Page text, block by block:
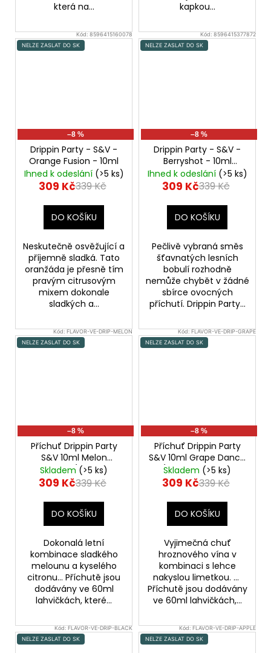
která na...
kapkou...
Kód: 8596415160078
NELZE ZASLAT DO SK
–8 %
Drippin Party - S&V -
Orange Fusion - 10ml
Ihned k odeslání (>5 ks)
309 Kč339 Kč
DO KOŠÍKU
Neskutečně osvěžující a
příjemně sladká. Tato
oranžáda je přesně tím
pravým citrusovým
mixem dokonale
sladkých a...
Kód: 8596415377872
NELZE ZASLAT DO SK
–8 %
Drippin Party - S&V -
Berryshot - 10ml
Chladivé kyselé maliny
a sladké borůvky
Ihned k odeslání (>5 ks)
309 Kč339 Kč
DO KOŠÍKU
Pečlivě vybraná směs
šťavnatých lesních
bobulí rozhodně
nemůže chybět v žádné
sbírce ovocných
příchutí. Drippin Party...
Kód:FLAVOR-VE-DRIP-MELON
NELZE ZASLAT DO SK
–8 %
Příchuť Drippin Party
S&V 10ml Melon
Frostbite (Chladivý
vodní meloun a
Skladem (>5 ks)
309 Kč339 Kč
DO KOŠÍKU
Dokonalá letní
kombinace sladkého
melounu a kyselého
citronu... Příchutě jsou
dodávány ve 60ml
lahvičkách, které...
Kód:FLAVOR-VE-DRIP-GRAPE
NELZE ZASLAT DO SK
–8 %
Příchuť Drippin Party
S&V 10ml Grape Dance
(Hroznové víno a
limetka)
Skladem (>5 ks)
309 Kč339 Kč
DO KOŠÍKU
Vyjimečná chuť
hroznového vína v
kombinaci s lehce
nakyslou limetkou. ...
Příchutě jsou dodávány
ve 60ml lahvičkách,...
Kód:FLAVOR-VE-DRIP-BLACK
NELZE ZASLAT DO SK
Kód:FLAVOR-VE-DRIP-APPLE
NELZE ZASLAT DO SK